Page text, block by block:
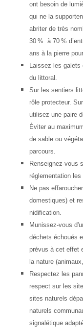
ont besoin de
qui ne la
abriter de très
30 % à 70 %
ans à la pierre
Laissez les
du littoral.
Sur les sentiers
rôle protecteur.
utilisez une paire
Éviter au
de sable ou
parcours.
Renseignez-vous
réglementation les
Ne pas
domestiques) et
nidification.
Munissez-vous
déchets échoués
prévus à cet effet
la nature
Respectez les
respect sur les
sites naturels
naturels
signalétique